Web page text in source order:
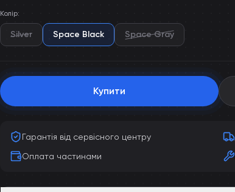
Колір:
Silver Space Black Space Gray
Купити
Гарантія від сервісного центру
Оплата частинами